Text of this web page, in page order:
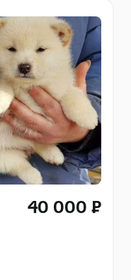
40 000 ₽